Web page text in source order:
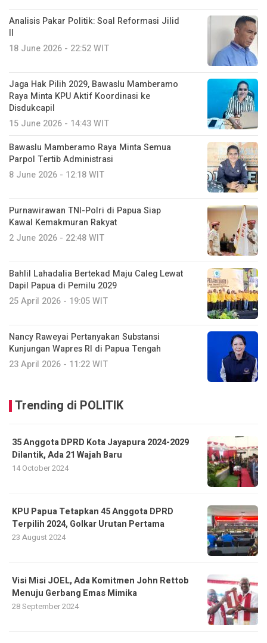
Analisis Pakar Politik: Soal Reformasi Jilid
II
18 June 2026 - 22:52 WIT
Jaga Hak Pilih 2029, Bawaslu Mamberamo
Raya Minta KPU Aktif Koordinasi ke
Disdukcapil
15 June 2026 - 14:43 WIT
Bawaslu Mamberamo Raya Minta Semua
Parpol Tertib Administrasi
8 June 2026 - 12:18 WIT
Purnawirawan TNI-Polri di Papua Siap
Kawal Kemakmuran Rakyat
2 June 2026 - 22:48 WIT
Bahlil Lahadalia Bertekad Maju Caleg Lewat
Dapil Papua di Pemilu 2029
25 April 2026 - 19:05 WIT
Nancy Raweyai Pertanyakan Substansi
Kunjungan Wapres RI di Papua Tengah
23 April 2026 - 11:22 WIT
Trending di POLITIK
35 Anggota DPRD Kota Jayapura 2024-2029
Dilantik, Ada 21 Wajah Baru
14 October 2024
KPU Papua Tetapkan 45 Anggota DPRD
Terpilih 2024, Golkar Urutan Pertama
23 August 2024
Visi Misi JOEL, Ada Komitmen John Rettob
Menuju Gerbang Emas Mimika
28 September 2024